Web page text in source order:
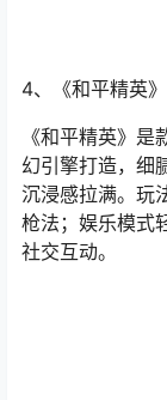
4、《和平精英》
《和平精英》是
幻引擎打造，细
沉浸感拉满。玩